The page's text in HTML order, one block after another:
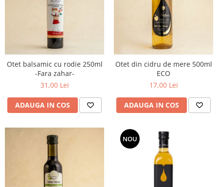
CREME ȘI PASTE TARTINABILE
CONDIMENTE
CEAIURI GRECEȘTI
CIOCOLATĂ ȘI CACAO
HEALTHY SNACKS
BACANIE
PRODUSE ROMÂNEȘTI
REMEDII NATURISTE
TOATE PRODUSELE
Otet balsamic cu rodie 250ml
-Fara zahar-
31,00 Lei
ADAUGA IN COS
Otet din cidru de mere 500ml
ECO
17,00 Lei
ADAUGA IN COS
NOU